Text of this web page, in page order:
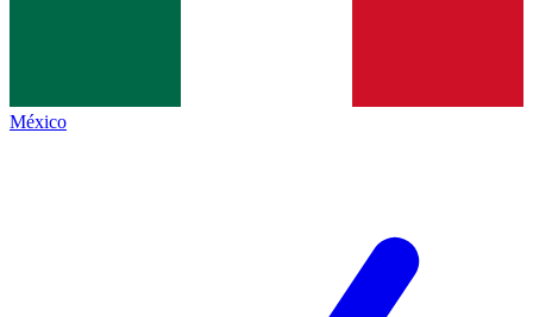
México